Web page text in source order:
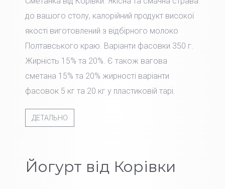
до вашого столу, калорійний продукт високої
якості виготовлений з відбірного молоко
Полтавського краю. Варіанти фасовки 350 г.
Жирність 15% та 20%. Є також вагова
сметана 15% та 20% жирності варіанти
фасовок 5 кг та 20 кг у пластиковій тарі.
ДЕТАЛЬНО
Йогурт від Корівки